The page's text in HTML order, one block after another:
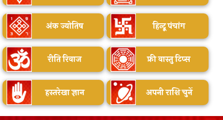
अंक ज्योतिष हिन्दू पंचांग
रीति रिवाज फ्री वास्तु टिप्स
हस्तरेखा ज्ञान अपनी राशि चुनें